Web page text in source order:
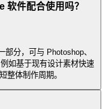
件配合使用吗？
分，可与 Photoshop、
如基于现有设计素材快速
整体制作周期。